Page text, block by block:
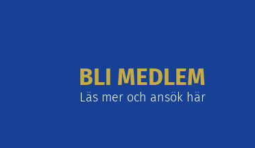
BLI MEDLEM
Läs mer och ansök här